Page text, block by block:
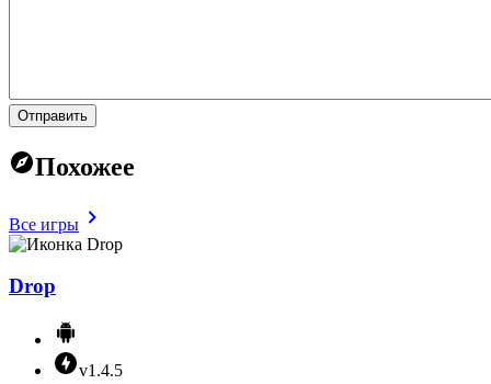
Отправить
Похожее
Все игры
Drop
v1.4.5